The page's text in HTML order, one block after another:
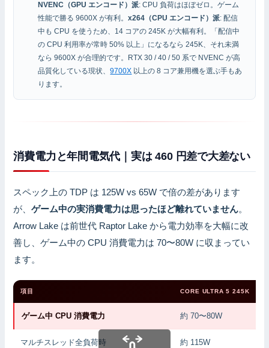
NVENC（GPU エンコード）派: CPU 負荷はほぼゼロ。ゲーム
性能で勝る 9600X が有利。x264（CPU エンコード）派: 配信
中も CPU を使うため、14 コアの 245K が大幅有利。「配信中
の CPU 利用率が常時 50% 以上」になるなら 245K、それ未満
なら 9600X が合理的です。RTX 30 / 40 / 50 系で NVENC が高
品質化している現状、9700X 以上の 8 コア兼用機を選ぶ手もあ
ります。
消費電力と年間電気代｜実は 460 円差で大差ない
スペック上の TDP は 125W vs 65W で倍の差があります
が、ゲーム中の実消費電力は思ったほど離れていません。
Arrow Lake は前世代 Raptor Lake から電力効率を大幅に改
善し、ゲーム中の CPU 消費電力は 70〜80W に収まってい
ます。
項目 CORE ULTRA 5 245K
ゲーム中 CPU 消費電力 約 70〜80W
マルチスレッド全負荷時 約 115W